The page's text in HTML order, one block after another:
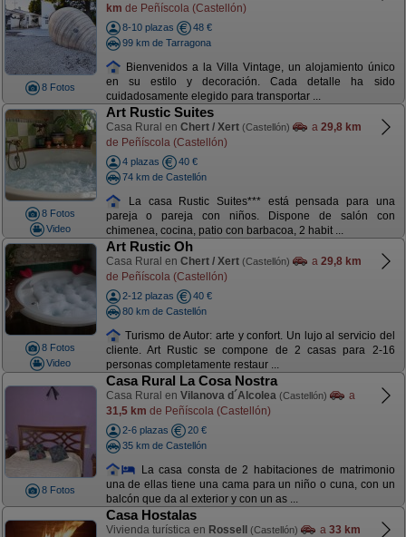
8 Fotos
km de Peñíscola (Castellón)
8-10 plazas
48 €
99 km de Tarragona
Bienvenidos a la Villa Vintage, un alojamiento único
en su estilo y decoración. Cada detalle ha sido
cuidadosamente elegido para transportar ...
8 Fotos
Video
Art Rustic Suites
Casa Rural en Chert / Xert (Castellón) a 29,8 km
de Peñíscola (Castellón)
4 plazas
40 €
74 km de Castellón
La casa Rustic Suites*** está pensada para una
pareja o pareja con niños. Dispone de salón con
chimenea, cocina, patio con barbacoa, 2 habit ...
8 Fotos
Video
Art Rustic Oh
Casa Rural en Chert / Xert (Castellón) a 29,8 km
de Peñíscola (Castellón)
2-12 plazas
40 €
80 km de Castellón
Turismo de Autor: arte y confort. Un lujo al servicio del
cliente. Art Rustic se compone de 2 casas para 2-16
personas completamente restaur ...
8 Fotos
Casa Rural La Cosa Nostra
Casa Rural en Vilanova d´Alcolea (Castellón)
a
31,5 km de Peñíscola (Castellón)
2-6 plazas
20 €
35 km de Castellón
La casa consta de 2 habitaciones de matrimonio
una de ellas tiene una cama para un niño o cuna, con un
balcón que da al exterior y con un as ...
Casa Hostalas
Vivienda turística en Rossell (Castellón) a 33 km